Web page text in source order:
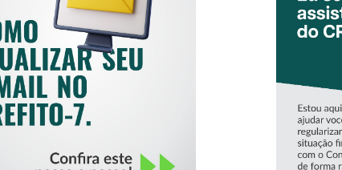
ATUALIZAR
E-MAIL NO
CREFITO-7